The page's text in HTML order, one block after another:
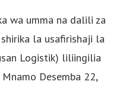
wa umma na dalili za
shirika la usafirishaji la
Logistik) liliingilia
Desemba 22,